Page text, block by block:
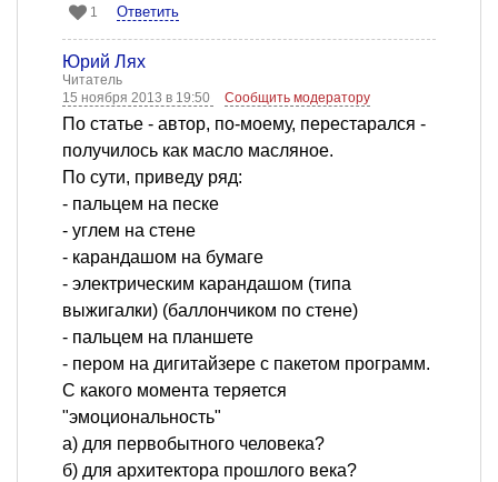
1 Ответить
Юрий Лях
Читатель
15 ноября 2013 в 19:50
Сообщить модератору
По статье - автор, по-моему, перестарался -
получилось как масло масляное.
По сути, приведу ряд:
- пальцем на песке
- углем на стене
- карандашом на бумаге
- электрическим карандашом (типа
выжигалки) (баллончиком по стене)
- пальцем на планшете
- пером на дигитайзере с пакетом программ.
С какого момента теряется
"эмоциональность"
а) для первобытного человека?
б) для архитектора прошлого века?